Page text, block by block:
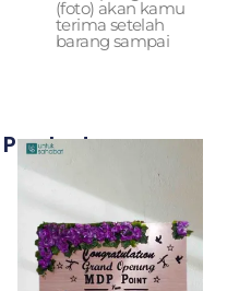
(foto) akan kamu
terima setelah
barang sampai